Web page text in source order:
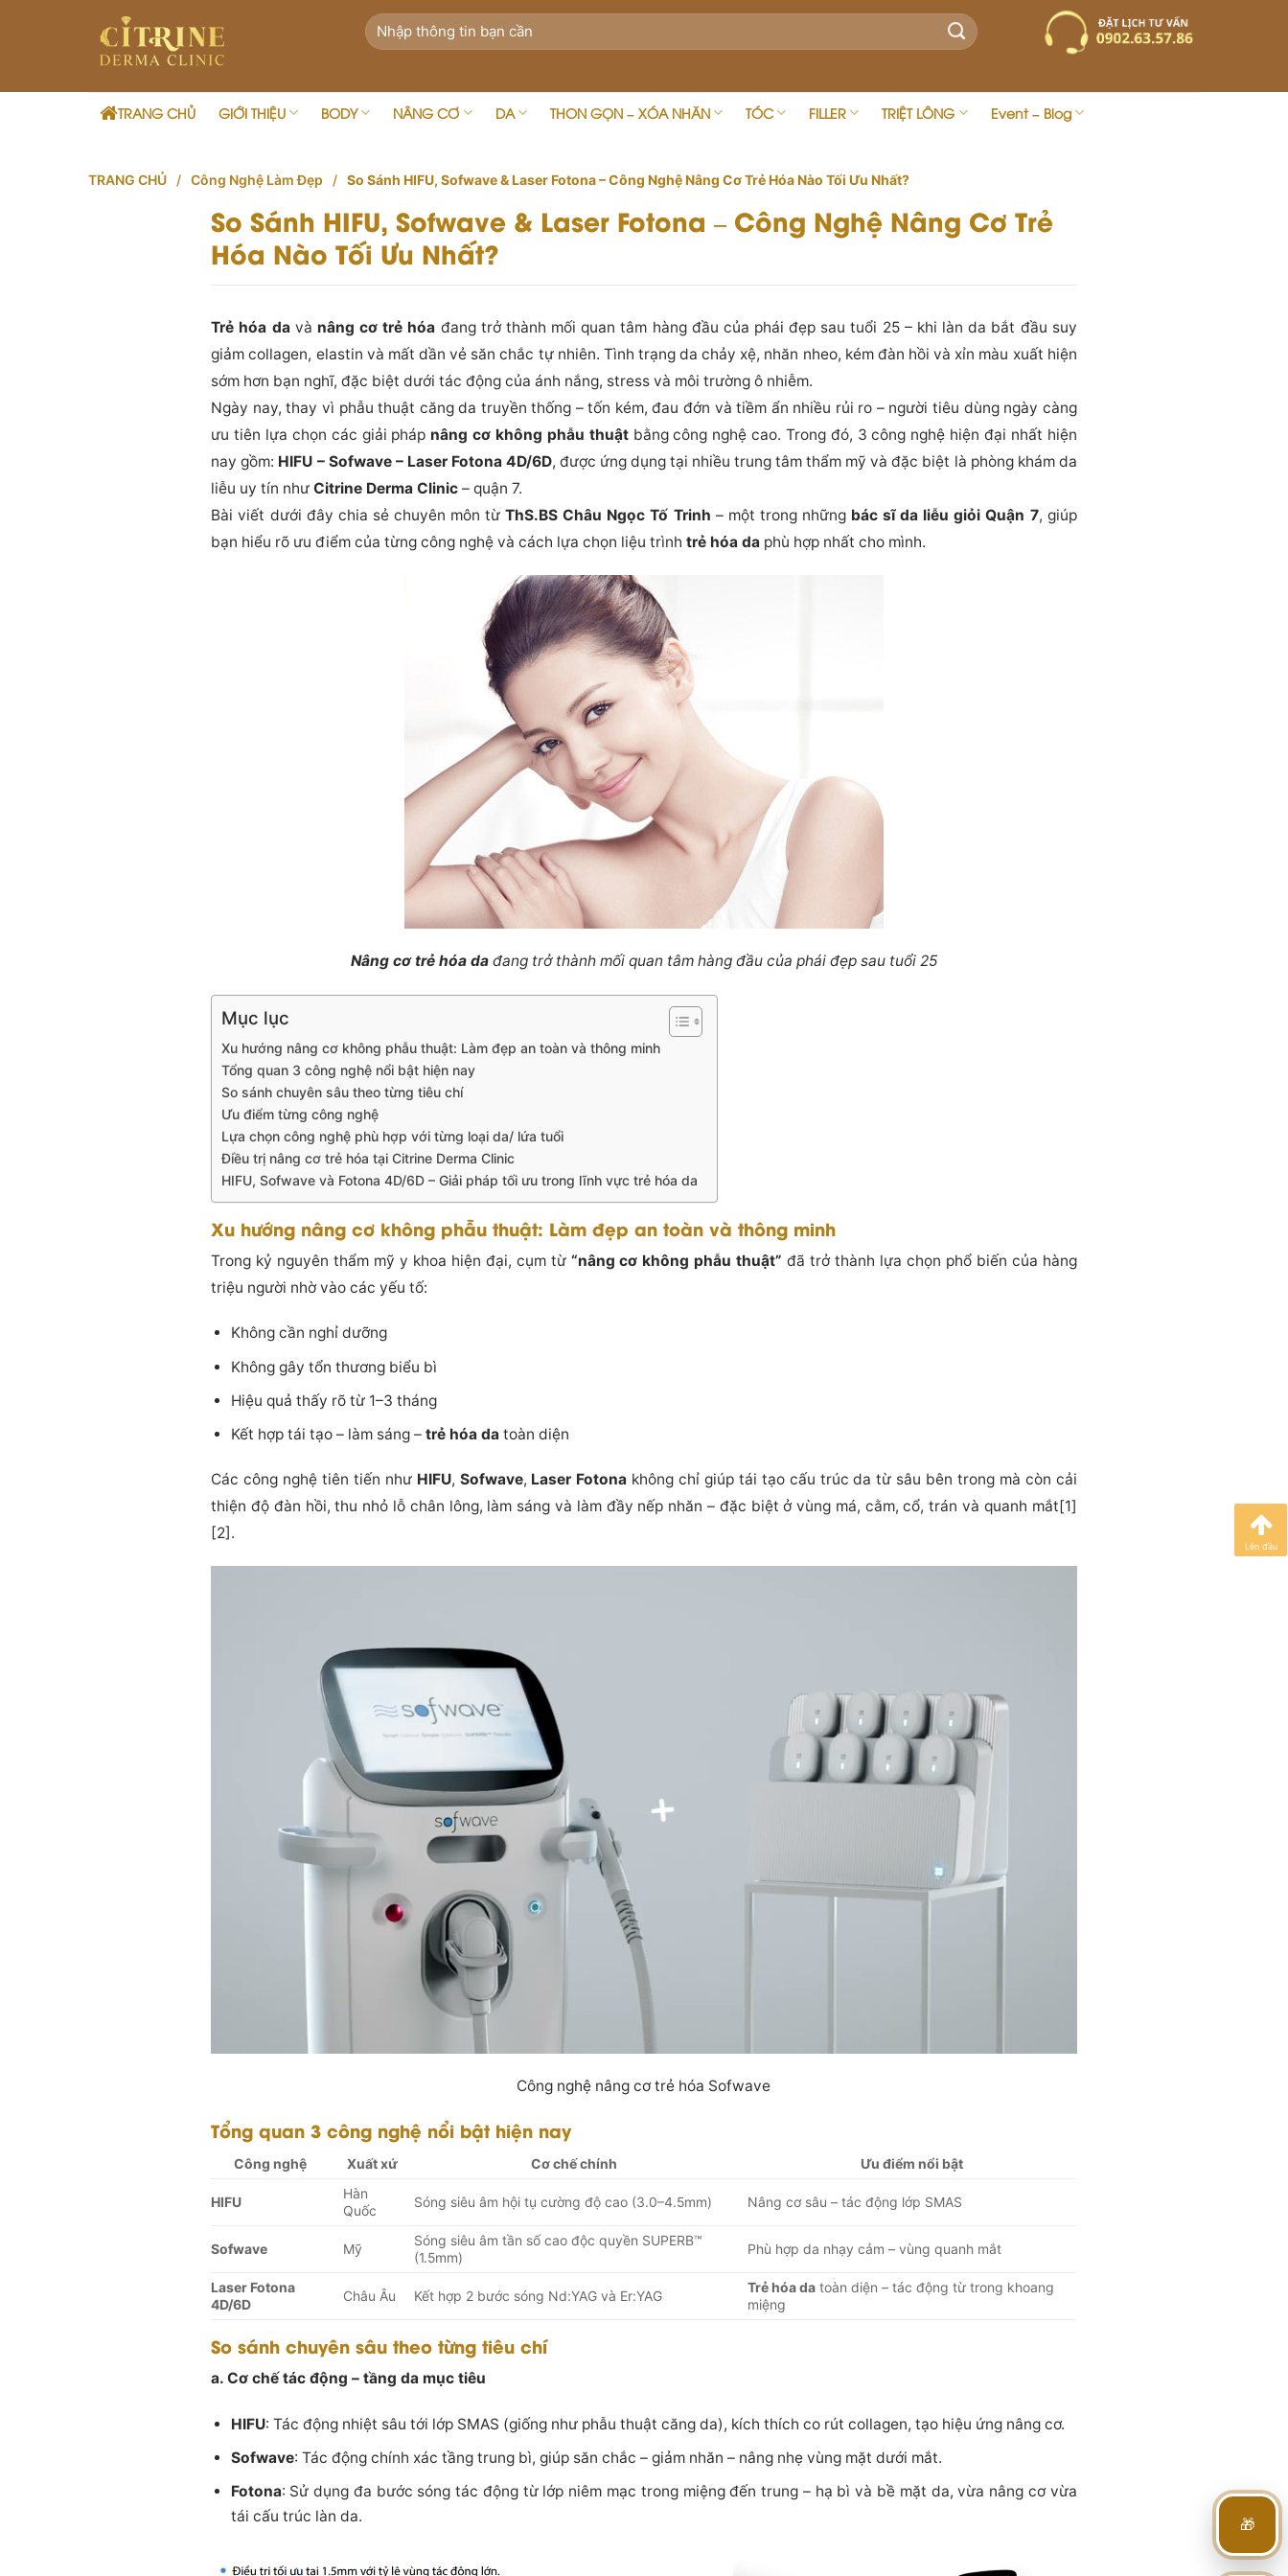
TRANG CHỦ GIỚI THIỆU BODY NÂNG CƠ DA THON GỌN – XÓA NHĂN TÓC FILLER TRIỆT LÔNG Event – Blog
TRANG CHỦ / Công Nghệ Làm Đẹp / So Sánh HIFU, Sofwave & Laser Fotona – Công Nghệ Nâng Cơ Trẻ Hóa Nào Tối Ưu Nhất?
So Sánh HIFU, Sofwave & Laser Fotona – Công Nghệ Nâng Cơ Trẻ
Hóa Nào Tối Ưu Nhất?
Trẻ hóa da và nâng cơ trẻ hóa đang trở thành mối quan tâm hàng đầu của phái đẹp sau tuổi 25 – khi làn da bắt đầu suy
giảm collagen, elastin và mất dần vẻ săn chắc tự nhiên. Tình trạng da chảy xệ, nhăn nheo, kém đàn hồi và xỉn màu xuất hiện
sớm hơn bạn nghĩ, đặc biệt dưới tác động của ánh nắng, stress và môi trường ô nhiễm.
Ngày nay, thay vì phẫu thuật căng da truyền thống – tốn kém, đau đớn và tiềm ẩn nhiều rủi ro – người tiêu dùng ngày càng
ưu tiên lựa chọn các giải pháp nâng cơ không phẫu thuậtbằng công nghệ cao. Trong đó, 3 công nghệ hiện đại nhất hiện
nay gồm: HIFU – Sofwave – Laser Fotona 4D/6D, được ứng dụng tại nhiều trung tâm thẩm mỹ và đặc biệt là phòng khám da
liễu uy tín nhưCitrine Derma Clinic – quận 7.
Bài viết dưới đây chia sẻ chuyên môn từThS.BS Châu Ngọc Tố Trinh – một trong những bác sĩ da liễu giỏi Quận 7, giúp
bạn hiểu rõ ưu điểm của từng công nghệ và cách lựa chọn liệu trìnhtrẻ hóa da phù hợp nhất cho mình.
Nâng cơ trẻ hóa dađang trở thành mối quan tâm hàng đầu của phái đẹp sau tuổi 25
Mục lục
Xu hướng nâng cơ không phẫu thuật: Làm đẹp an toàn và thông minh
Tổng quan 3 công nghệ nổi bật hiện nay
So sánh chuyên sâu theo từng tiêu chí
Ưu điểm từng công nghệ
Lựa chọn công nghệ phù hợp với từng loại da/ lứa tuổi
Điều trị nâng cơ trẻ hóa tại Citrine Derma Clinic
HIFU, Sofwave và Fotona 4D/6D – Giải pháp tối ưu trong lĩnh vực trẻ hóa da
Xu hướng nâng cơ không phẫu thuật: Làm đẹp an toàn và thông minh
Trong kỷ nguyên thẩm mỹ y khoa hiện đại, cụm từ “nâng cơ không phẫu thuật” đã trở thành lựa chọn phổ biến của hàng
triệu người nhờ vào các yếu tố:
Không cần nghỉ dưỡng
Không gây tổn thương biểu bì
Hiệu quả thấy rõ từ 1–3 tháng
Kết hợp tái tạo – làm sáng – trẻ hóa da toàn diện
Các công nghệ tiên tiến như HIFU, Sofwave, Laser Fotona không chỉ giúp tái tạo cấu trúc da từ sâu bên trong mà còn cải
thiện độ đàn hồi, thu nhỏ lỗ chân lông, làm sáng và làm đầy nếp nhăn – đặc biệt ở vùng má, cằm, cổ, trán và quanh mắt[1]
[2].
Công nghệ nâng cơ trẻ hóa Sofwave
Tổng quan 3 công nghệ nổi bật hiện nay
Công nghệ Xuất xứ Cơ chế chính Ưu điểm nổi bật
HIFU
Hàn
Quốc
Sóng siêu âm hội tụ cường độ cao (3.0–4.5mm) Nâng cơ sâu – tác động lớp SMAS
Sofwave Mỹ
Sóng siêu âm tần số cao độc quyền SUPERB™
(1.5mm)
Phù hợp da nhạy cảm – vùng quanh mắt
Laser Fotona
4D/6D
Châu Âu Kết hợp 2 bước sóng Nd:YAG và Er:YAG
Trẻ hóa da toàn diện – tác động từ trong khoang
miệng
So sánh chuyên sâu theo từng tiêu chí
a. Cơ chế tác động – tầng da mục tiêu
HIFU: Tác động nhiệt sâu tới lớp SMAS (giống như phẫu thuật căng da), kích thích co rút collagen, tạo hiệu ứng nâng cơ.
Sofwave: Tác động chính xác tầng trung bì, giúp săn chắc – giảm nhăn – nâng nhẹ vùng mặt dưới mắt.
Fotona: Sử dụng đa bước sóng tác động từ lớp niêm mạc trong miệng đến trung – hạ bì và bề mặt da, vừa nâng cơ vừa
tái cấu trúc làn da.
Lên đầu
🎁